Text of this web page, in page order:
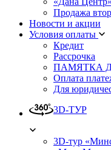
Продажа
Новости и акции
Условия оплаты
Кредит
Рассрочка
ПАМЯТКА
Оплата
Для
3D-ТУР
3D-тур